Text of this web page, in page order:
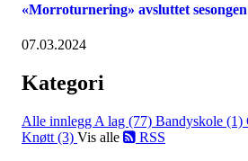
«Morroturnering» avsluttet sesongen
07.03.2024
Kategori
Alle innlegg A lag (77) Bandyskole (1)
Knøtt (3) Vis alle RSS